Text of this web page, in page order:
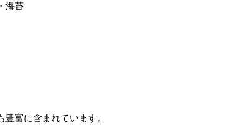
海苔
富に含まれています。